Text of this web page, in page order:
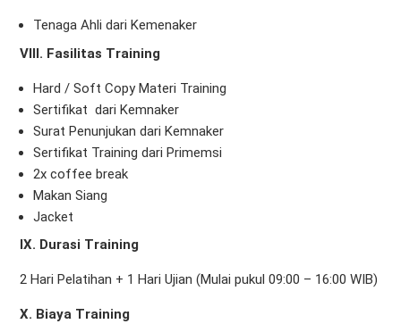
Tenaga Ahli dari Kemenaker
VIII. Fasilitas Training
Hard / Soft Copy Materi Training
Sertifikat dari Kemnaker
Surat Penunjukan dari Kemnaker
Sertifikat Training dari Primemsi
2x coffee break
Makan Siang
Jacket
IX. Durasi Training
2 Hari Pelatihan + 1 Hari Ujian (Mulai pukul 09:00 – 16:00 WIB)
X. Biaya Training